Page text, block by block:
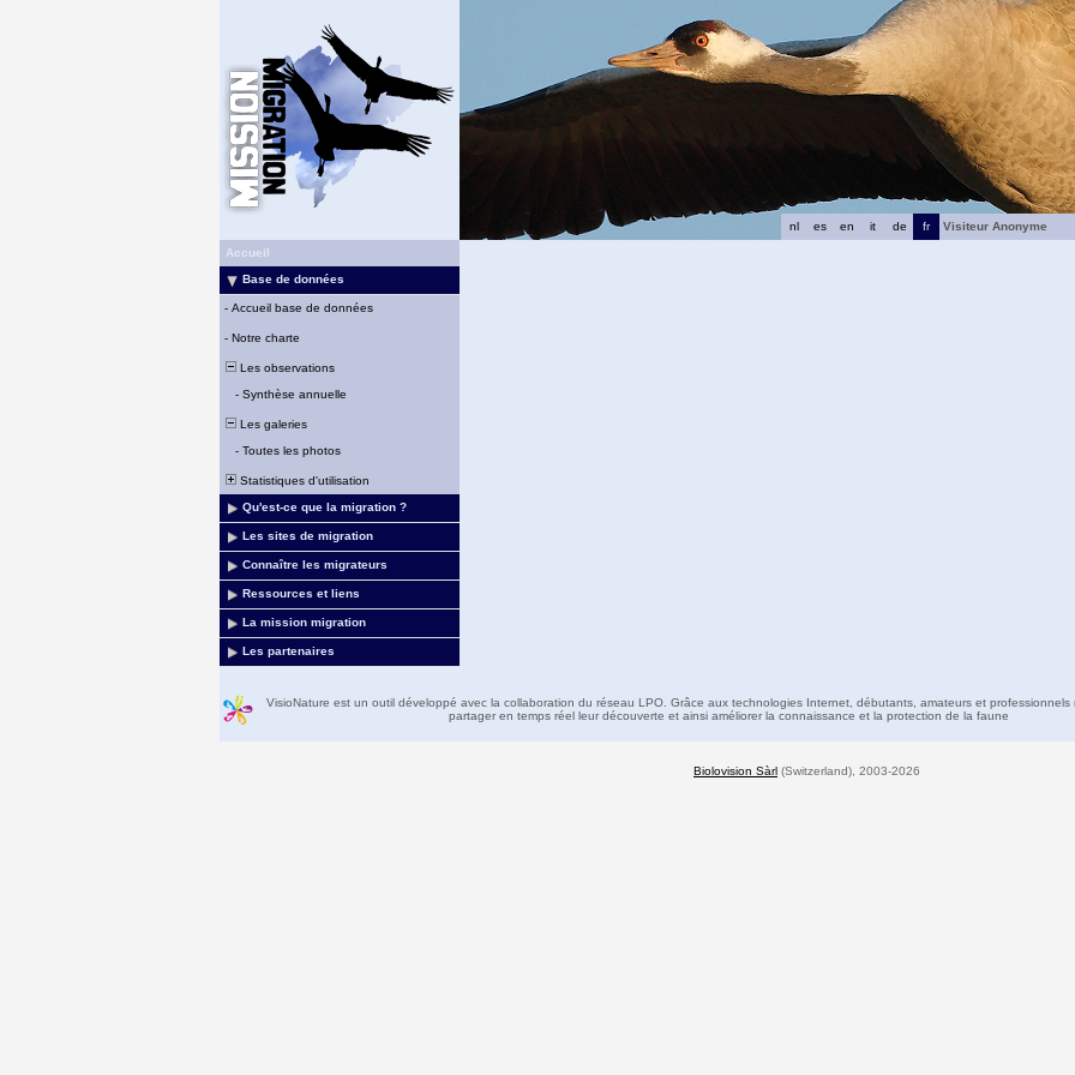
fr
de
it
en
es
nl
Visiteur Anonyme
Accueil
Base de données
- Accueil base de données
- Notre charte
Les observations
- Synthèse annuelle
Les galeries
- Toutes les photos
Statistiques d'utilisation
Qu'est-ce que la migration ?
Les sites de migration
Connaître les migrateurs
Ressources et liens
La mission migration
Les partenaires
VisioNature est un outil développé avec la collaboration du réseau LPO. Grâce aux technologies Internet, débutants, amateurs et professionnels
partager en temps réel leur découverte et ainsi améliorer la connaissance et la protection de la faune
Biolovision Sàrl (Switzerland), 2003-2026